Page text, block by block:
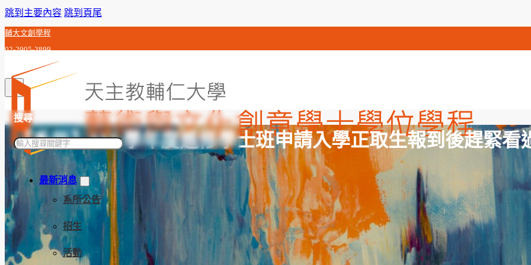
跳到主要內容 跳到頁尾
輔大文創學程
02-2905-3899
c0j992010@gmail.com
搜尋
搜
尋
最新消息
系所公告
招生
活動
【系所】113 學年度進修學士班申請入學正取生報到後趕緊看